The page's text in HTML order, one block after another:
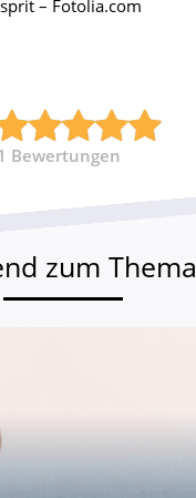
– Fotolia.com
Bewertungen
zum Thema